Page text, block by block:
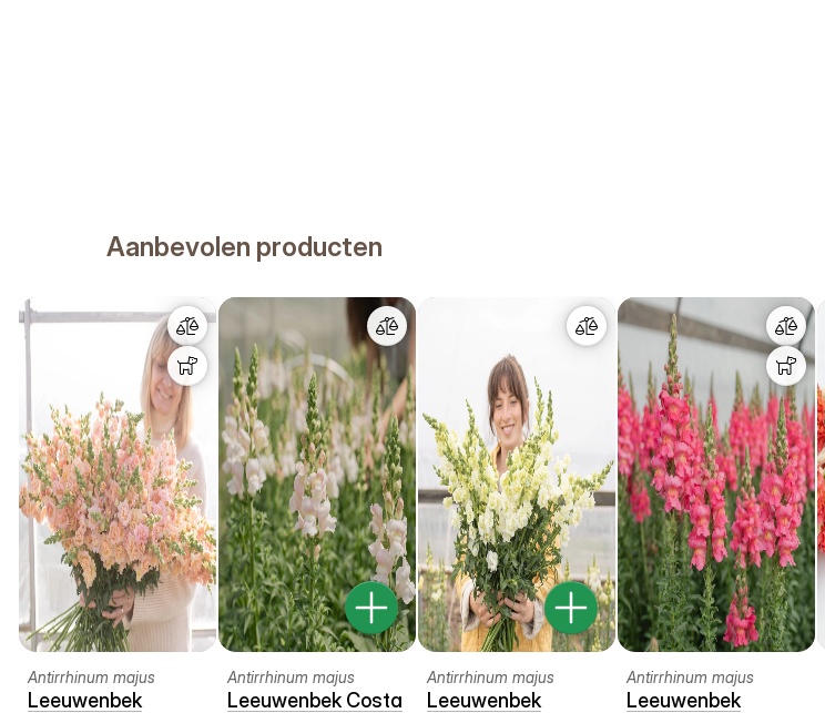
Aanbevolen producten
Antirrhinum majus
Leeuwenbek
Antirrhinum majus
Leeuwenbek Costa
Antirrhinum majus
Leeuwenbek
Antirrhinum majus
Leeuwenbek